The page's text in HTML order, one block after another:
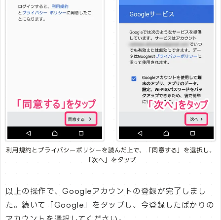
利用規約とプライバシーポリシーを読んだ上で、「同意する」を選択し、
「次へ」をタップ
以上の操作で、Googleアカウントの登録が完了しまし
た。続いて「Google」をタップし、今登録したばかりの